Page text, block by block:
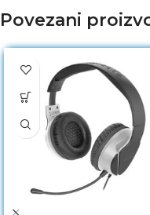
Povezani